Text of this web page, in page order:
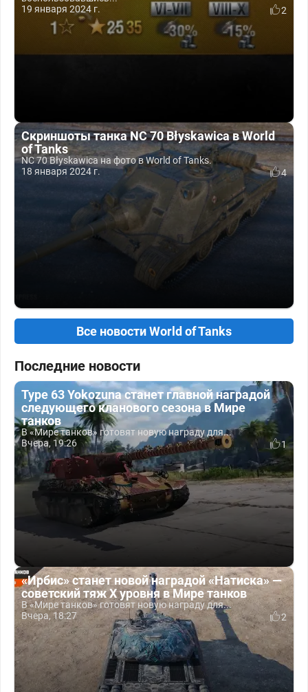
19 января 2024 г.
2
Скриншоты танка NC 70 Błyskawica в World
of Tanks
NC 70 Błyskawica на фото в World of Tanks.
18 января 2024 г.
4
Все новости World of Tanks
Последние новости
Type 63 Yokozuna станет главной наградой
следующего кланового сезона в Мире
танков
В «Мире танков» готовят новую награду для...
Вчера, 19:26
1
«Ирбис» станет новой наградой «Натиска» —
советский тяж X уровня в Мире танков
В «Мире танков» готовят новую награду для...
Вчера, 18:27
2